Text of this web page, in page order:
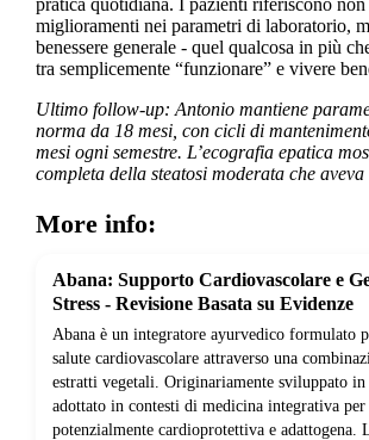
miglioramenti nei parametri di laboratorio,
benessere generale - quel qualcosa in più
tra semplicemente “funzionare” e vivere
Ultimo follow-up: Antonio mantiene
norma da 18 mesi, con cicli di
mesi ogni semestre. L’ecografia epatica
completa della steatosi moderata che
More info:
Abana: Supporto Cardiovascolare e
Stress - Revisione Basata su Evidenze
Abana è un integratore ayurvedico formulato
salute cardiovascolare attraverso una
estratti vegetali. Originariamente sviluppato in
adottato in contesti di medicina integrativa per
potenzialmente cardioprotettiva e adattogena.